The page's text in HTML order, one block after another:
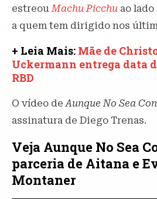
estreouMachu Picchu ao
a quem tem dirigido nos
+ Leia Mais: Mãe de
Uckermann entrega data
RBD
O vídeo deAunque No Sea
assinatura de Diego Trenas.
Veja Aunque No Sea
parceria de Aitana e
Montaner